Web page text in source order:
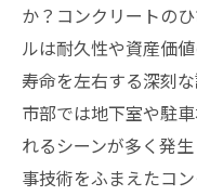
か？コンクリートの
ルは耐久性や資産価
寿命を左右する深刻
市部では地下室や駐
れるシーンが多く発
事技術をふまえたコ